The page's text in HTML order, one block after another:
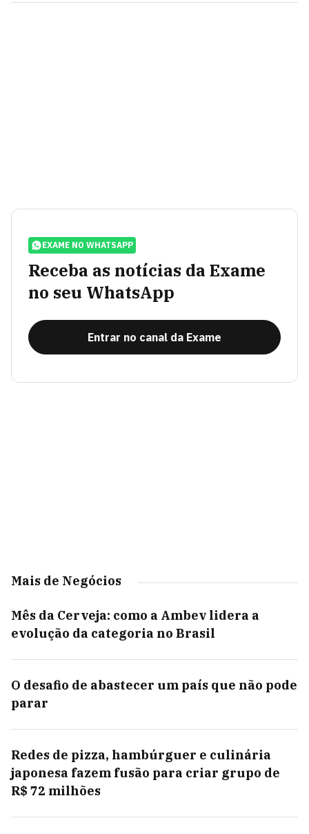
EXAME NO WHATSAPP
Receba as notícias da Exame
no seu WhatsApp
Entrar no canal da Exame
Mais de Negócios
Mês da Cerveja: como a Ambev lidera a
evolução da categoria no Brasil
O desafio de abastecer um país que não pode
parar
Redes de pizza, hambúrguer e culinária
japonesa fazem fusão para criar grupo de
R$ 72 milhões